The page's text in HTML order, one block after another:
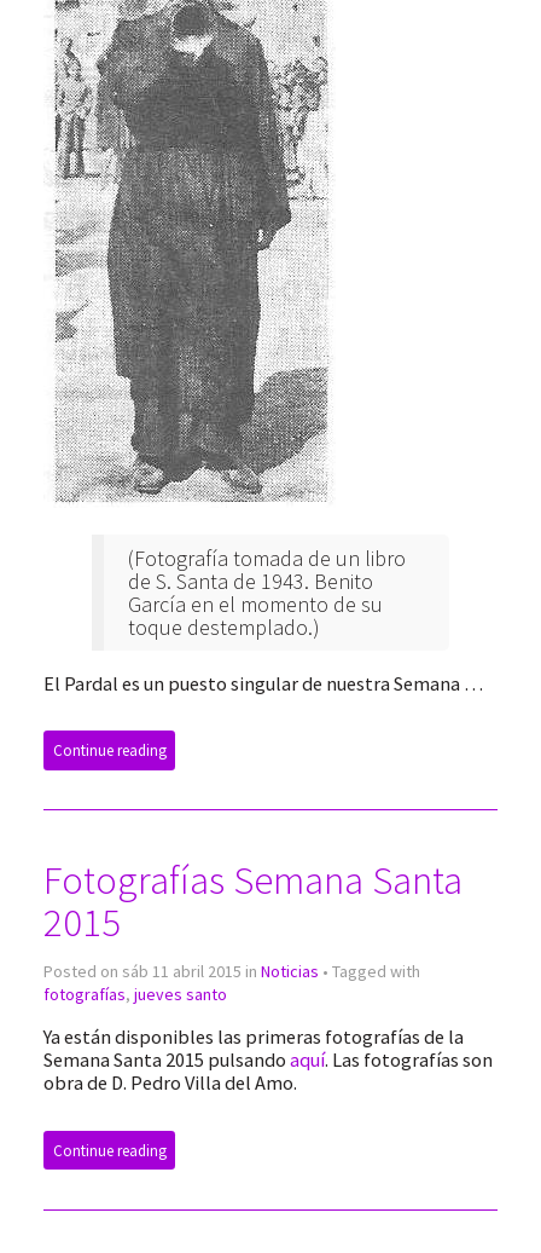
(Fotografía tomada de un libro
de S. Santa de 1943. Benito
García en el momento de su
toque destemplado.)
El Pardal es un puesto singular de nuestra Semana …
Continue reading
Fotografías Semana Santa
2015
Posted on sáb 11 abril 2015 in Noticias • Tagged with
fotografías, jueves santo
Ya están disponibles las primeras fotografías de la
Semana Santa 2015 pulsando aquí. Las fotografías son
obra de D. Pedro Villa del Amo.
Continue reading